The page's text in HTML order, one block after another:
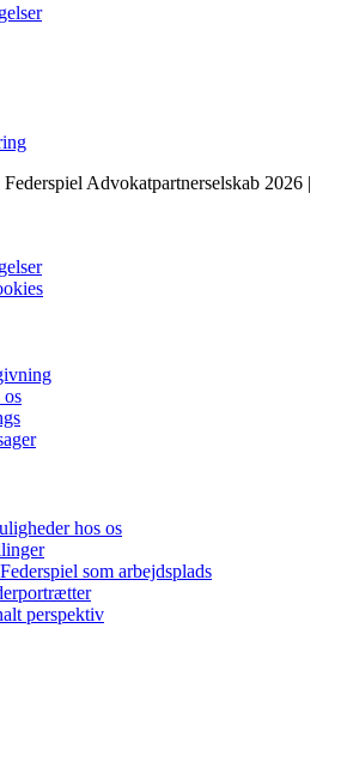
Advokatpartnerselskab 2026 |
hos os
som arbejdsplads
perspektiv